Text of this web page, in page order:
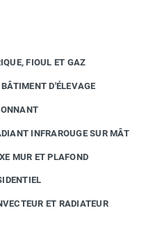
FIOUL ET GAZ
D'ÉLEVAGE
INFRAROUGE SUR MÂT
MUR ET PLAFOND
ET RADIATEUR